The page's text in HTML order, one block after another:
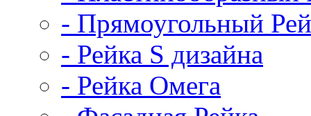
- Прямоугольный
- Рейка S дизайна
- Рейка Омега